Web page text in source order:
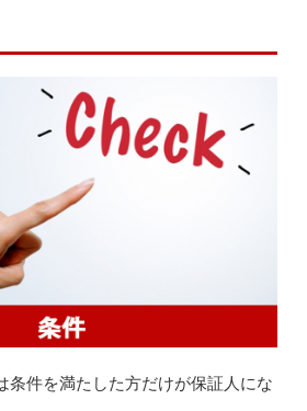
条件を満たした方だけが保証人にな